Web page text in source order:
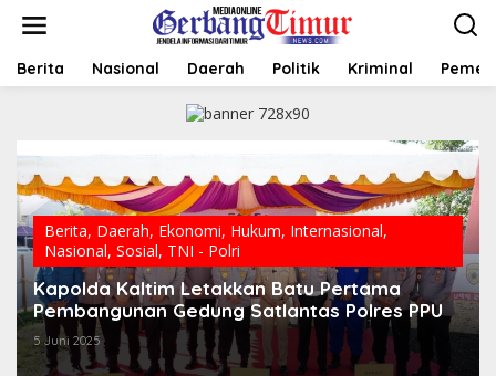
t
Berita Nasional Daerah Politik Kriminal
Berita, Daerah, Ekonomi, Hukum, Internasional,
Nasional, Sosial, TNI - Polri
Kapolda Kaltim Letakkan Batu Pertama
Pembangunan Gedung Satlantas Polres PPU
5 Juni 2025